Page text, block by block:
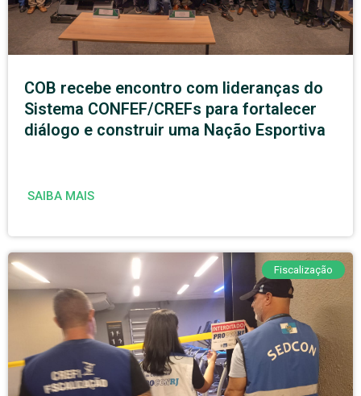
COB recebe encontro com lideranças do
Sistema CONFEF/CREFs para fortalecer
diálogo e construir uma Nação Esportiva
SAIBA MAIS
Fiscalização